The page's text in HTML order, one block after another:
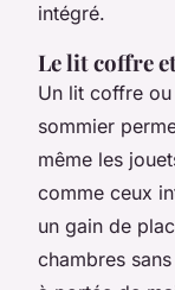
intégré.
Le lit coffre
Un lit coffre
sommier
même les
comme ceux
un gain de
chambres